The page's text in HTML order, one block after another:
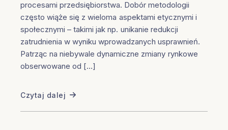
procesami przedsiębiorstwa. Dobór metodologii
często wiąże się z wieloma aspektami etycznymi i
społecznymi – takimi jak np. unikanie redukcji
zatrudnienia w wyniku wprowadzanych usprawnień.
Patrząc na niebywale dynamiczne zmiany rynkowe
obserwowane od […]
Czytaj dalej